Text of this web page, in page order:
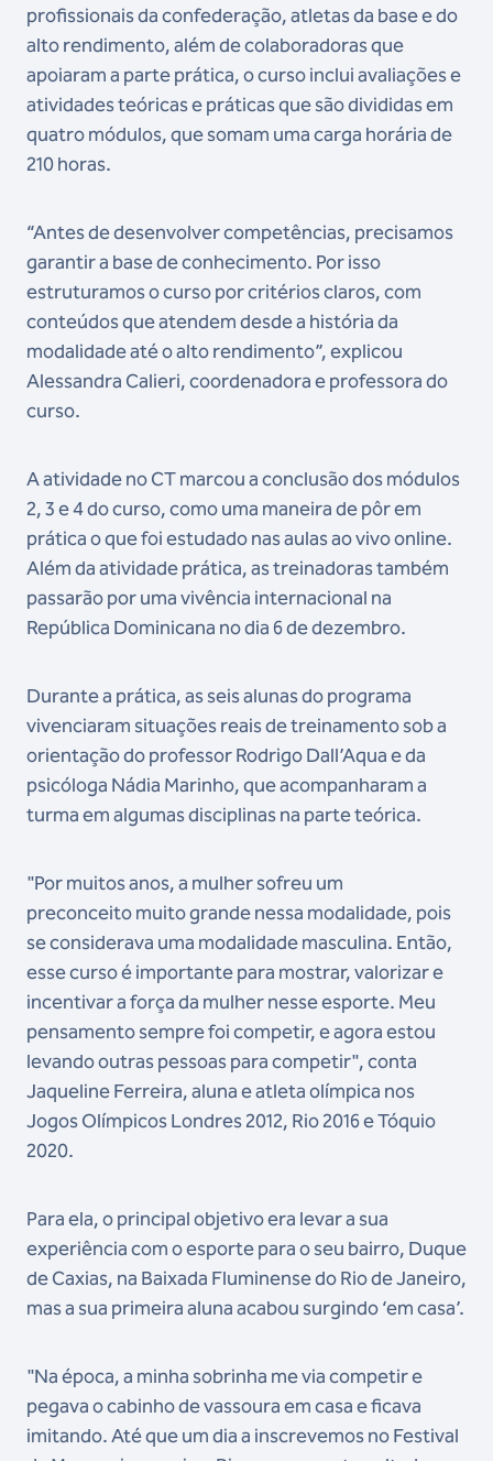
profissionais da confederação, atletas da base e do
alto rendimento, além de colaboradoras que
apoiaram a parte prática, o curso inclui avaliações e
atividades teóricas e práticas que são divididas em
quatro módulos, que somam uma carga horária de
210 horas.
“Antes de desenvolver competências, precisamos
garantir a base de conhecimento. Por isso
estruturamos o curso por critérios claros, com
conteúdos que atendem desde a história da
modalidade até o alto rendimento”, explicou
Alessandra Calieri, coordenadora e professora do
curso.
A atividade no CT marcou a conclusão dos módulos
2, 3 e 4 do curso, como uma maneira de pôr em
prática o que foi estudado nas aulas ao vivo online.
Além da atividade prática, as treinadoras também
passarão por uma vivência internacional na
República Dominicana no dia 6 de dezembro.
Durante a prática, as seis alunas do programa
vivenciaram situações reais de treinamento sob a
orientação do professor Rodrigo Dall’Aqua e da
psicóloga Nádia Marinho, que acompanharam a
turma em algumas disciplinas na parte teórica.
"Por muitos anos, a mulher sofreu um
preconceito muito grande nessa modalidade, pois
se considerava uma modalidade masculina. Então,
esse curso é importante para mostrar, valorizar e
incentivar a força da mulher nesse esporte. Meu
pensamento sempre foi competir, e agora estou
levando outras pessoas para competir", conta
Jaqueline Ferreira, aluna e atleta olímpica nos
Jogos Olímpicos Londres 2012, Rio 2016 e Tóquio
2020.
Para ela, o principal objetivo era levar a sua
experiência com o esporte para o seu bairro, Duque
de Caxias, na Baixada Fluminense do Rio de Janeiro,
mas a sua primeira aluna acabou surgindo ‘em casa’.
"Na época, a minha sobrinha me via competir e
pegava o cabinho de vassoura em casa e ficava
imitando. Até que um dia a inscrevemos no Festival